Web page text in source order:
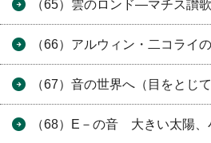
（65）雲のロンド―マチス讃
（66）アルウィン・二コライ
（67）音の世界へ（目をとじて
（68）E－の音 大きい太陽、